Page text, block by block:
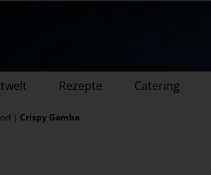
Rezepte Catering
| Crispy Gamba